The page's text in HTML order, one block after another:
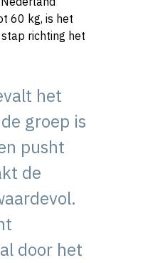
60 kg, is het
richting het
het
groep is
pusht
de
door het